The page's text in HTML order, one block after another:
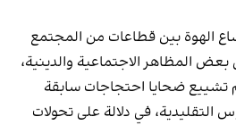
الهوة بين قطاعات من المجتمع
المظاهر الاجتماعية والدينية،
ضحايا احتجاجات سابقة
في دلالة على تحولات